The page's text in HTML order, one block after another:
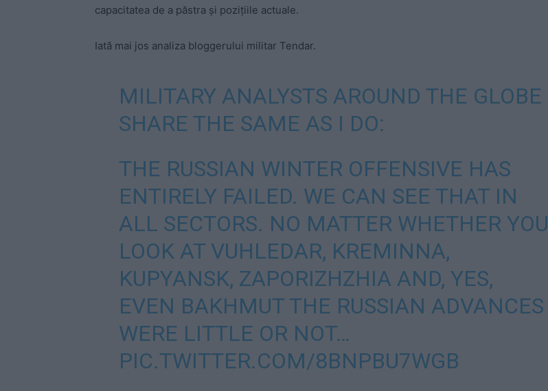
capacitatea de a păstra și pozițiile actuale.
Iată mai jos analiza bloggerului militar Tendar.
MILITARY ANALYSTS AROUND THE GLOBE
SHARE THE SAME AS I DO:
THE RUSSIAN WINTER OFFENSIVE HAS
ENTIRELY FAILED. WE CAN SEE THAT IN
ALL SECTORS. NO MATTER WHETHER YOU
LOOK AT VUHLEDAR, KREMINNA,
KUPYANSK, ZAPORIZHZHIA AND, YES,
EVEN BAKHMUT THE RUSSIAN ADVANCES
WERE LITTLE OR NOT…
PIC.TWITTER.COM/8BNPBU7WGB